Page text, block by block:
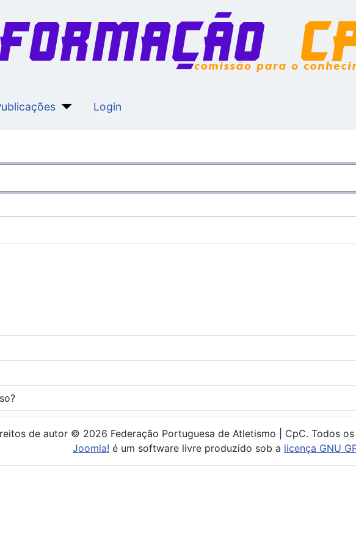
Login
de autor © 2026 Federação Portuguesa de Atletismo | CpC. Todos
Joomla! é um software livre produzido sob a licença GNU